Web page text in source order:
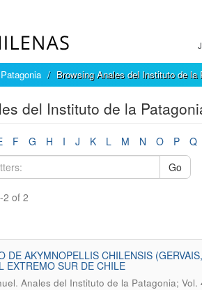
Browsing Anales del Instituto de la
del Instituto de la
F G H I J K L M N O P Q
Go
2 of 2
DE AKYMNOPELLIS CHILENSIS
EXTREMO SUR DE CHILE
. Anales del Instituto de la Patagonia; Vol.